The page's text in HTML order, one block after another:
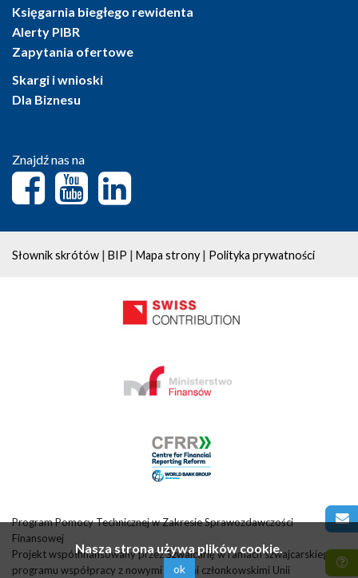
Księgarnia biegłego rewidenta
Alerty PIBR
Zapytania ofertowe
Skargi i wnioski
Dla Biznesu
Znajdź nas na
Słownik skrótów | BIP | Mapa strony | Polityka prywatności
Program Pomocy Technicznej w Zakresie Sprawozdawczości
Finansowej
Projekt współfinansowany przez Szwajcarię w ramach szwajcarskiego
programu współpracy z nowymi krajami członkowskimi Unii
Nasza strona używa plików cookie.
ok